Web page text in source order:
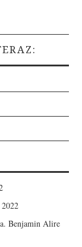
Benjamin Alire